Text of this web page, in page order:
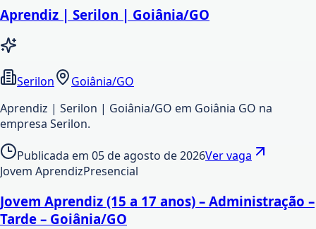
Aprendiz | Serilon | Goiânia/GO
Serilon
Goiânia/GO
Aprendiz | Serilon | Goiânia/GO em Goiânia GO na
empresa Serilon.
Publicada em 05 de agosto de 2026Ver vaga
Jovem AprendizPresencial
Jovem Aprendiz (15 a 17 anos) – Administração –
Tarde – Goiânia/GO